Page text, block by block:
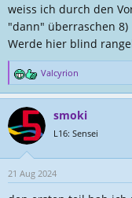
weiss ich durch den
"dann" überraschen 8)
Werde hier blind
R
e
t
o
n
e
Valcyrion
smoki
L16: Sensei
21 Aug 2024